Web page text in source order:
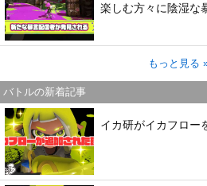
楽しむ方々に陰湿な
もっと見る
バトルの新着記事
イカ研がイカフロー